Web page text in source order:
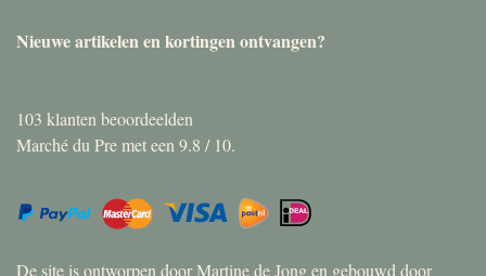
Nieuwe artikelen en kortingen ontvangen?
103 klanten beoordeelden
Marché du Pre met een 9.8 / 10.
De site is ontworpen door Martine de Jong en gebouwd door